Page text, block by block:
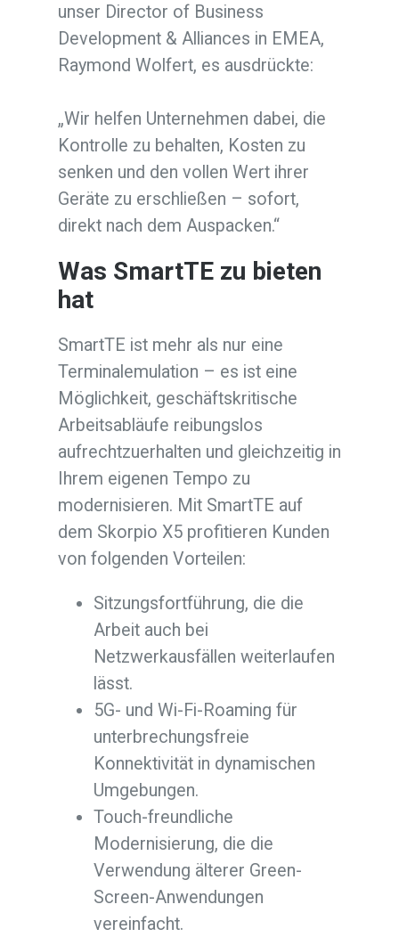
unser Director of Business
Development & Alliances in EMEA,
Raymond Wolfert, es ausdrückte:
„Wir helfen Unternehmen dabei, die
Kontrolle zu behalten, Kosten zu
senken und den vollen Wert ihrer
Geräte zu erschließen – sofort,
direkt nach dem Auspacken.“
Was SmartTE zu bieten
hat
SmartTE ist mehr als nur eine
Terminalemulation – es ist eine
Möglichkeit, geschäftskritische
Arbeitsabläufe reibungslos
aufrechtzuerhalten und gleichzeitig in
Ihrem eigenen Tempo zu
modernisieren. Mit SmartTE auf
dem Skorpio X5 profitieren Kunden
von folgenden Vorteilen:
Sitzungsfortführung, die die
Arbeit auch bei
Netzwerkausfällen weiterlaufen
lässt.
5G- und Wi-Fi-Roaming für
unterbrechungsfreie
Konnektivität in dynamischen
Umgebungen.
Touch-freundliche
Modernisierung, die die
Verwendung älterer Green-
Screen-Anwendungen
vereinfacht.